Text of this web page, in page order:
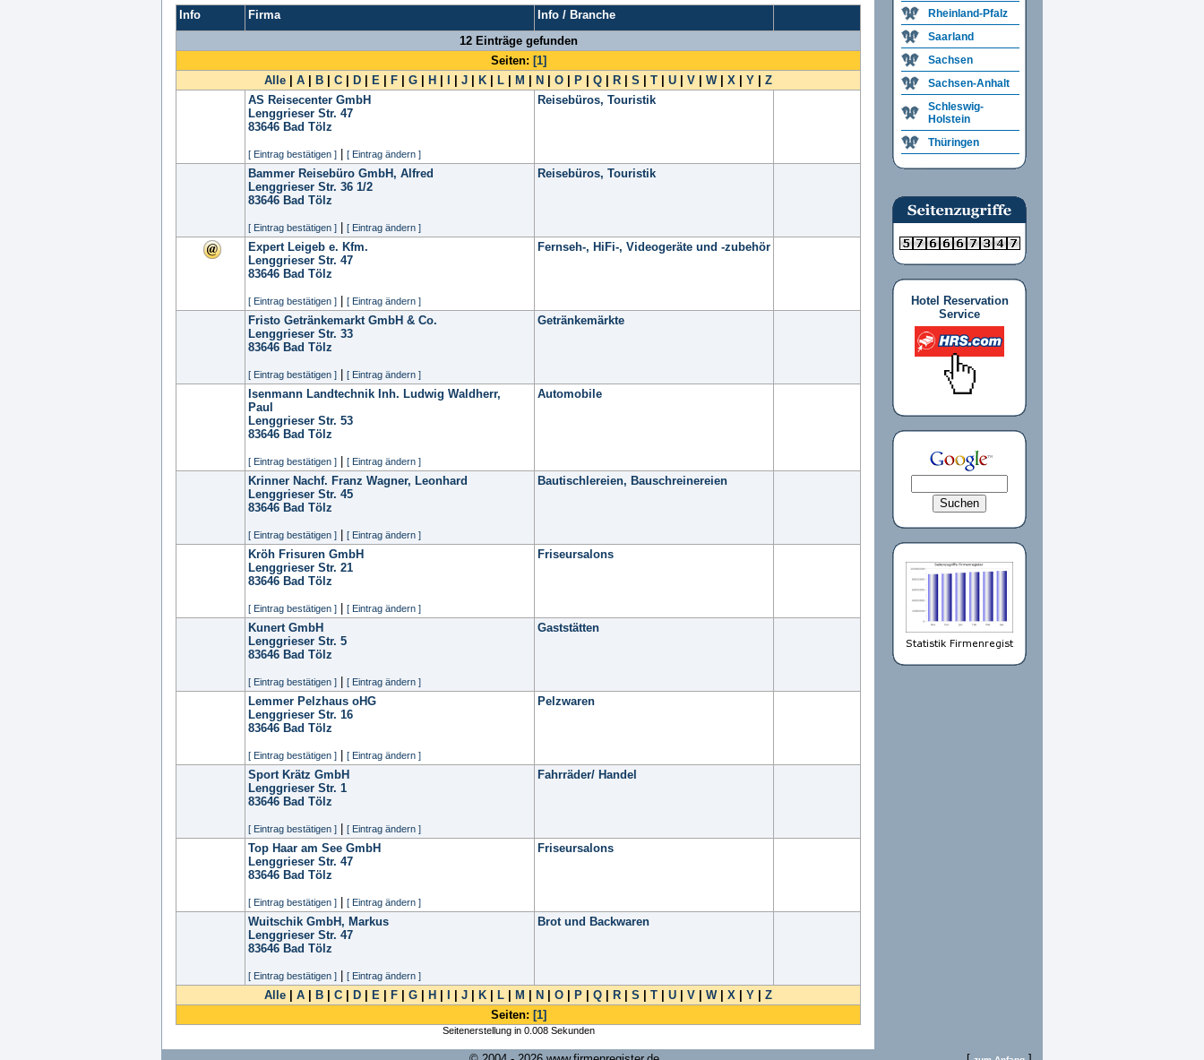
Info Firma
Info / Branche
12 Einträge gefunden
Seiten: [1]
Alle
A B C D E F G H J K L M N O P Q R S T U V W| X Y
Z
AS Reisecenter GmbH
Lenggrieser Str. 47
83646 Bad Tölz
[ Eintrag bestätigen ] [ Eintrag ändern ]
Reisebüros, Touristik
Bammer Reisebüro GmbH, Alfred
Lenggrieser Str. 36 1/2
83646 Bad Tölz
[ Eintrag bestätigen ] [ Eintrag ändern ]
Reisebüros, Touristik
Expert Leigeb e. Kfm.
Lenggrieser Str. 47
83646 Bad Tölz
[ Eintrag bestätigen ] [ Eintrag ändern ]
Fernseh-, HiFi-, Videogeräte und -zubehör
Fristo Getränkemarkt GmbH & Co.
Lenggrieser Str. 33
83646 Bad Tölz
[ Eintrag bestätigen ] [ Eintrag ändern ]
Getränkemärkte
Isenmann Landtechnik Inh. Ludwig Waldherr,
Paul
Lenggrieser Str. 53
83646 Bad Tölz
[ Eintrag bestätigen ] [ Eintrag ändern ]
Automobile
Krinner Nachf. Franz Wagner, Leonhard
Lenggrieser Str. 45
83646 Bad Tölz
[ Eintrag bestätigen ] [ Eintrag ändern ]
Bautischlereien, Bauschreinereien
Kröh Frisuren GmbH
Lenggrieser Str. 21
83646 Bad Tölz
[ Eintrag bestätigen ] [ Eintrag ändern ]
Friseursalons
Kunert GmbH
Lenggrieser Str. 5
83646 Bad Tölz
[ Eintrag bestätigen ] [ Eintrag ändern ]
Gaststätten
Lemmer Pelzhaus oHG
Lenggrieser Str. 16
83646 Bad Tölz
[ Eintrag bestätigen ] [ Eintrag ändern ]
Pelzwaren
Sport Krätz GmbH
Lenggrieser Str. 1
83646 Bad Tölz
[ Eintrag bestätigen ] [ Eintrag ändern ]
Fahrräder/ Handel
Top Haar am See GmbH
Lenggrieser Str. 47
83646 Bad Tölz
[ Eintrag bestätigen ] [ Eintrag ändern ]
Friseursalons
Wuitschik GmbH, Markus
Lenggrieser Str. 47
83646 Bad Tölz
[ Eintrag bestätigen ] [ Eintrag ändern ]
Brot und Backwaren
Alle A B C D E F G H J K L M N O P Q R S T U V W| X Y
Z
Seiten: [1]
Seitenerstellung in 0.008 Sekunden
Rheinland-Pfalz
Saarland
Sachsen
Sachsen-Anhalt
Schleswig-
Holstein
Thüringen
Hotel Reservation
Service